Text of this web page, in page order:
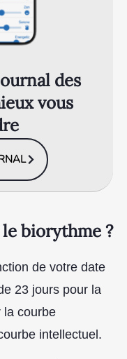
des
vous
biorythme ?
de votre date
23 jours pour la
la courbe
intellectuel.